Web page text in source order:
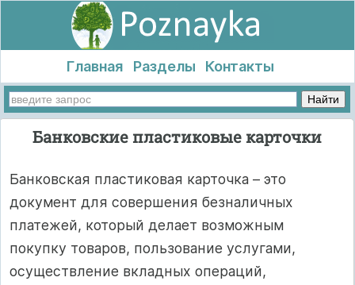
Главная Разделы Контакты
Банковские пластиковые карточки
Банковская пластиковая карточка – это
документ для совершения безналичных
платежей, который делает возможным
покупку товаров, пользование услугами,
осуществление вкладных операций,